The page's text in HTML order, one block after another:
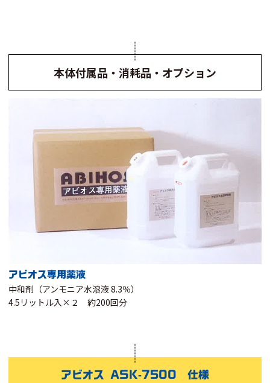
本体付属品・消耗品・オプション
アビオス専用薬液
中和剤（アンモニア水溶液 8.3％）
4.5リットル入×２ 約200回分
アビオス ASK-7500 仕様